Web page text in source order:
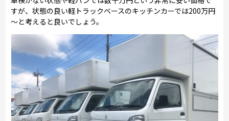
すが、状態の良い軽トラックベースのキッチンカーでは200万円
～と考えると良いでしょう。